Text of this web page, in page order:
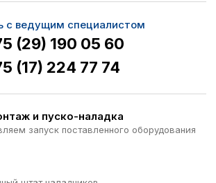
с ведущим специалистом
(29) 190 05 60
(17) 224 77 74
и пуско-наладка
запуск поставленного оборудования